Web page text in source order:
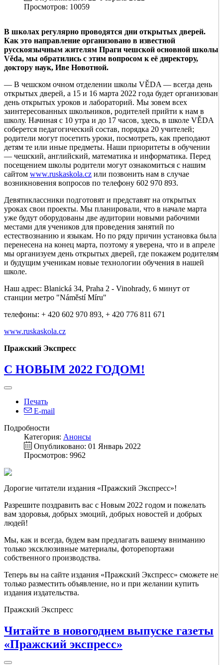
Просмотров: 10059
В школах регулярно проводятся дни открытых дверей.
Как это направление организовано в известной
русскоязычным жителям Праги чешской основной школы
Věda, мы обратились с этим вопросом к её директору,
доктору наук, Иве Новотной.
— В чешском очном отделении школы VĚDA — всегда день
открытых дверей, а 15 и 16 марта 2022 года будет организован
день открытых уроков и лабораторий. Мы зовем всех
заинтересованных школьников, родителей прийти к нам в
школу. Начиная с 10 утра и до 17 часов, здесь, в школе VĚDA
соберется педагогический состав, порядка 20 учителей;
родители могут посетить уроки, посмотреть, как преподают
детям те или иные предметы. Наши приоритеты в обучении
— чешский, английский, математика и информатика. Перед
посещением школы родители могут ознакомиться с нашим
сайтом www.ruskaskola.cz или позвонить нам в случае
возникновения вопросов по телефону 602 970 893.
Девятиклассники подготовят и представят на открытых
уроках свои проекты. Мы планировали, что в начале марта
уже будут оборудованы две аудитории новыми рабочими
местами для учеников для проведения занятий по
естествознанию и языкам. Но по ряду причин установка была
перенесена на конец марта, поэтому я уверена, что и в апреле
мы организуем день открытых дверей, где покажем родителям
и будущим ученикам новые технологии обучения в нашей
школе.
Наш адрес: Blanická 34, Praha 2 - Vinohrady, 6 минут от
станции метро "Náměstí Míru"
телефоны: + 420 602 970 893, + 420 776 811 671
www.ruskaskola.cz
Пражский Экспресс
С НОВЫМ 2022 ГОДОМ!
Печать
E-mail
Подробности
Категория: Анонсы
Опубликовано: 01 Январь 2022
Просмотров: 9962
Дорогие читатели издания «Пражский Экспресс»!
Разрешите поздравить вас с Новым 2022 годом и пожелать
вам здоровья, добрых эмоций, добрых новостей и добрых
людей!
Мы, как и всегда, будем вам предлагать вашему вниманию
только эксклюзивные материалы, фоторепортажи
собственного производства.
Теперь вы на сайте издания «Пражский Экспресс» сможете не
только разместить объявление, но и при желании купить
издания издательства.
Пражский Экспресс
Читайте в новогоднем выпуске газеты
«Пражский экспресс»